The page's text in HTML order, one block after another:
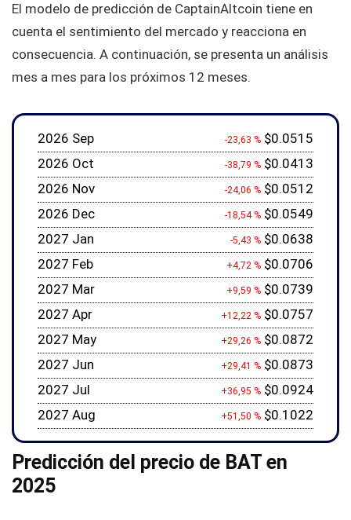
El modelo de predicción de CaptainAltcoin tiene en
cuenta el sentimiento del mercado y reacciona en
consecuencia. A continuación, se presenta un análisis
mes a mes para los próximos 12 meses.
2026 Sep -23,63 % $0.0515
2026 Oct
-38,79 % $0.0413
2026 Nov
-24,06 % $0.0512
2026 Dec
-18,54 % $0.0549
2027 Jan
-5,43 % $0.0638
2027 Feb
+4,72 % $0.0706
2027 Mar
+9,59 % $0.0739
2027 Apr
+12,22 % $0.0757
2027 May
+29,26 % $0.0872
2027 Jun
+29,41 % $0.0873
2027 Jul
+36,95 % $0.0924
2027 Aug
+51,50 % $0.1022
Predicción del precio de BAT en
2025